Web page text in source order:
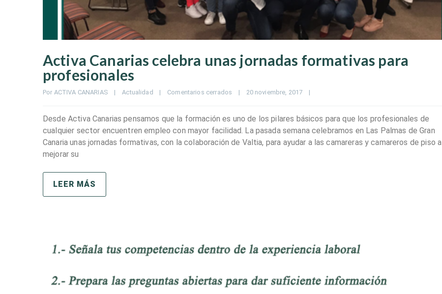
Activa Canarias celebra unas jornadas formativas para
profesionales
Por ACTIVA CANARIAS | Actualidad | Comentarios cerrados | 20 noviembre, 2017 |
Desde Activa Canarias pensamos que la formación es uno de los pilares básicos para que los profesionales de
cualquier sector encuentren empleo con mayor facilidad. La pasada semana celebramos en Las Palmas de Gran
Canaria unas jornadas formativas, con la colaboración de Valtia, para ayudar a las camareras y camareros de piso a
mejorar su
LEER MÁS